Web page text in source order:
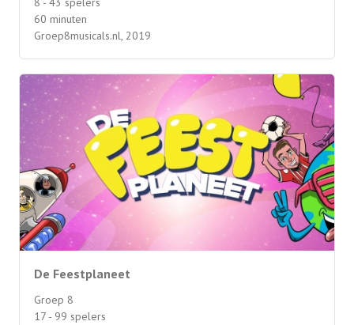
60 minuten
Groep8musicals.nl, 2019
De Feestplaneet
Groep 8
17 - 99 spelers